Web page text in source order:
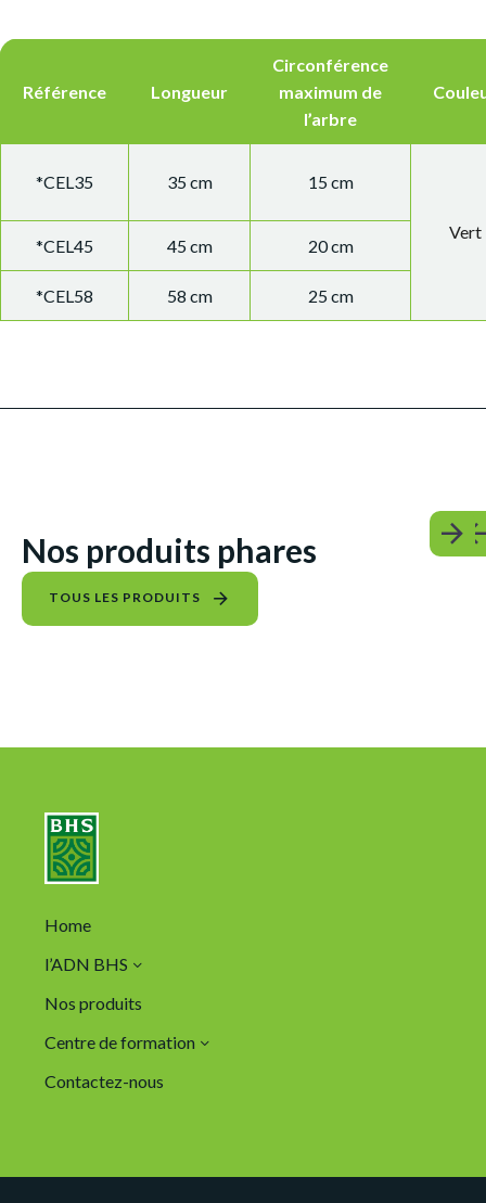
Référence Longueur
Circonférence
maximum de
l’arbre
*CEL35 35 cm 15 cm
Vert
*CEL45 45 cm 20 cm
*CEL58 58 cm 25 cm
Nos produits phares
TOUS LES PRODUITS
Home
l’ADN BHS
Nos produits
Centre de formation
Contactez-nous